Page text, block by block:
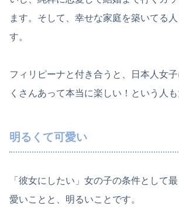
ます。そして、幸せな家庭を築いてる
す。
フィリピーナと付き合うと、日本人女
くさんあって本当に楽しい！という人も
明るくて可愛い
「彼女にしたい」女の子の条件として
愛いことと、明るいことです。